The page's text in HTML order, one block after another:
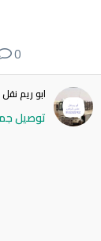
0
ابو ريم
توصيل